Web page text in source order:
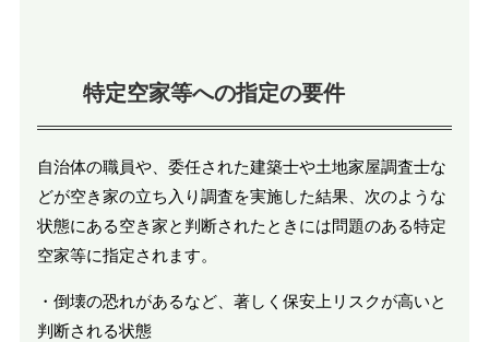
特定空家等への指定の要件
自治体の職員や、委任された建築士や土地家屋調査士な
どが空き家の立ち入り調査を実施した結果、次のような
状態にある空き家と判断されたときには問題のある特定
空家等に指定されます。
・倒壊の恐れがあるなど、著しく保安上リスクが高いと
判断される状態